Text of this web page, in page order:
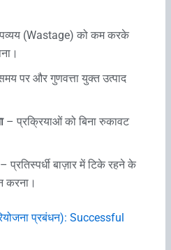
(Wastage) को कम करके
पर और गुणवत्ता युक्त उत्पाद
– प्रक्रियाओं को बिना रुकावट
प्रतिस्पर्धी बाज़ार में टिके रहने के
करना।
प्रबंधन): Successful